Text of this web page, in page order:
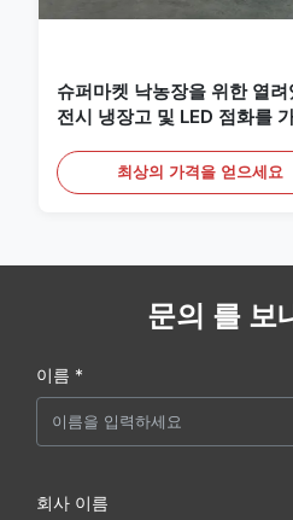
슈퍼마켓 낙농장을 위한 열려
전시 냉장고 및 LED 점화를
최상의 가격을 얻으세요
문의 를 보
이름 *
회사 이름